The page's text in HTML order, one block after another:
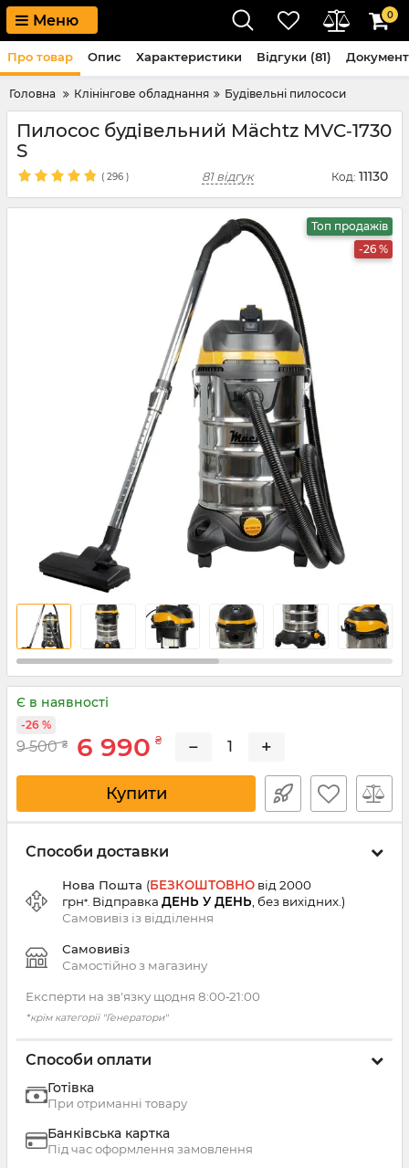
Меню 0
Головна Клінінгове обладнання Будівельні пилососи
Пилосос будівельний Mächtz MVC‑1730
S
( 296 ) 81 відгук Код: 11130
Топ продажів
-26 %
Є в наявності
9 500 ₴ 6 990 ₴
-26 %
− +
Купити
Способи доставки
Нова Пошта (БЕЗКОШТОВНО від 2000
грн*. Відправка ДЕНЬ У ДЕНЬ , без вихідних.)
Самовивіз із відділення
Самовивіз
Самостійно з магазину
Експерти на зв'язку щодня 8:00‑21:00
*крім категорії "Генератори"
Способи оплати
Готівка
При отриманні товару
Банківська картка
Під час оформлення замовлення
Про товар Опис Характеристики Відгуки (81)